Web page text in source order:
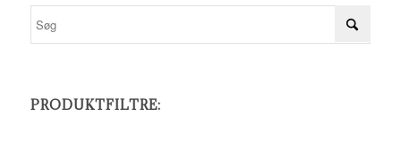
PRODUKTFILTRE: